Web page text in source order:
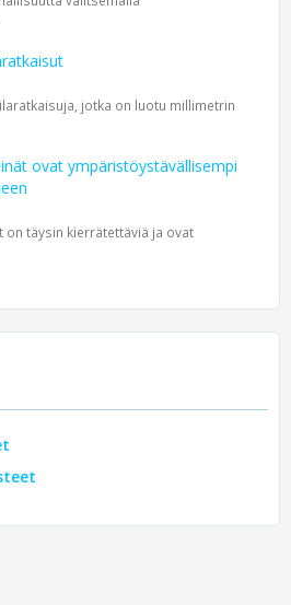
jotka on luotu millimetrin
ovat ympäristöystävällisempi
on täysin kierrätettäviä ja ovat